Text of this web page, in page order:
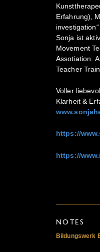
Erfahrung),
Sonja ist
Movement
Assotiation.
Teacher
Voller
Klarheit &
https://
https://
NOTES
Bildungswerk